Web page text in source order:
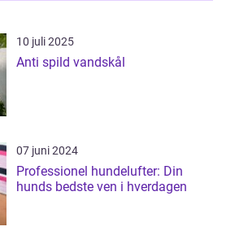
10 juli 2025
Anti spild vandskål
07 juni 2024
Professionel hundelufter: Din
hunds bedste ven i hverdagen